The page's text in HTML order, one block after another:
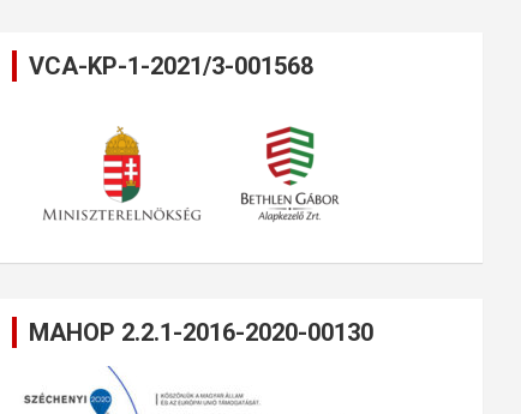
VCA-KP-1-2021/3-001568
MAHOP 2.2.1-2016-2020-00130